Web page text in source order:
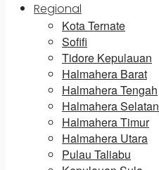
Regional
Kota Ternate
Sofifi
Tidore Kepulauan
Halmahera Barat
Halmahera Tengah
Halmahera Selatan
Halmahera Timur
Halmahera Utara
Pulau Taliabu